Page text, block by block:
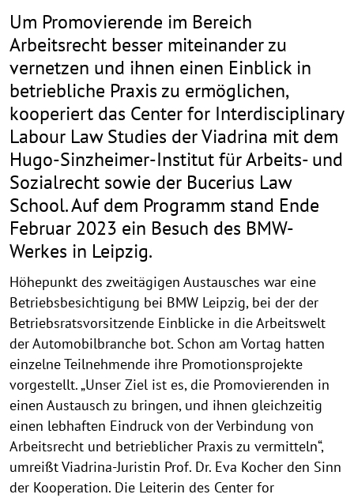
Um Promovierende im Bereich
Arbeitsrecht besser miteinander zu
vernetzen und ihnen einen Einblick in
betriebliche Praxis zu ermöglichen,
kooperiert das Center for Interdisciplinary
Labour Law Studies der Viadrina mit dem
Hugo-Sinzheimer-Institut für Arbeits- und
Sozialrecht sowie der Bucerius Law
School. Auf dem Programm stand Ende
Februar 2023 ein Besuch des BMW-
Werkes in Leipzig.
Höhepunkt des zweitägigen Austausches war eine
Betriebsbesichtigung bei BMW Leipzig, bei der der
Betriebsratsvorsitzende Einblicke in die Arbeitswelt
der Automobilbranche bot. Schon am Vortag hatten
einzelne Teilnehmende ihre Promotionsprojekte
vorgestellt. „Unser Ziel ist es, die Promovierenden in
einen Austausch zu bringen, und ihnen gleichzeitig
einen lebhaften Eindruck von der Verbindung von
Arbeitsrecht und betrieblicher Praxis zu vermitteln“,
umreißt Viadrina-Juristin Prof. Dr. Eva Kocher den Sinn
der Kooperation. Die Leiterin des Center for